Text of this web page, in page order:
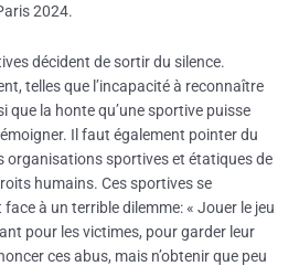
2024.
décident de sortir du silence.
telles que l’incapacité à reconnaître
que la honte qu’une sportive puisse
Il faut également pointer du
organisations sportives et étatiques de
humains. Ces sportives se
à un terrible dilemme: « Jouer le jeu
pour les victimes, pour garder leur
ces abus, mais n’obtenir que peu